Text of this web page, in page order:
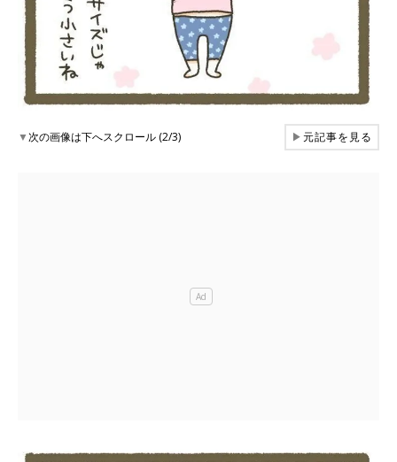
▼次の画像は下へスクロール (2/3) ▶元記事を見る